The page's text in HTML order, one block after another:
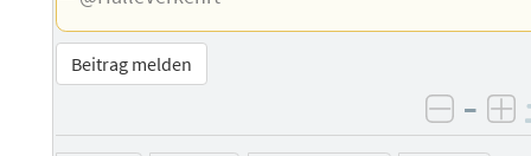
Beitrag melden
–